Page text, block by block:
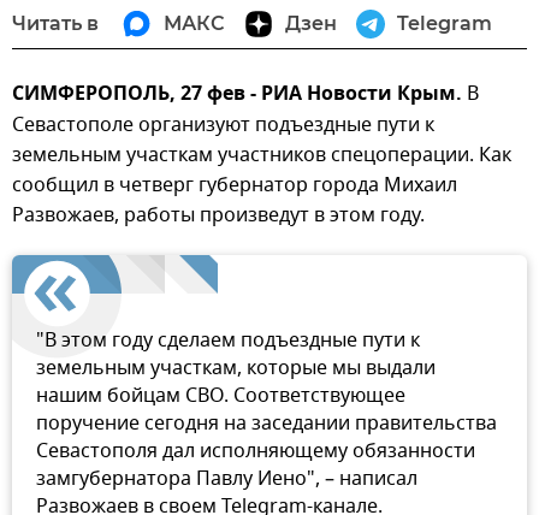
Читать в МАКС Дзен Telegram
СИМФЕРОПОЛЬ, 27 фев - РИА Новости Крым. В
Севастополе организуют подъездные пути к
земельным участкам участников спецоперации. Как
сообщил в четверг губернатор города Михаил
Развожаев, работы произведут в этом году.
"В этом году сделаем подъездные пути к
земельным участкам, которые мы выдали
нашим бойцам СВО. Соответствующее
поручение сегодня на заседании правительства
Севастополя дал исполняющему обязанности
замгубернатора Павлу Иено", – написал
Развожаев в своем Telegram-канале.